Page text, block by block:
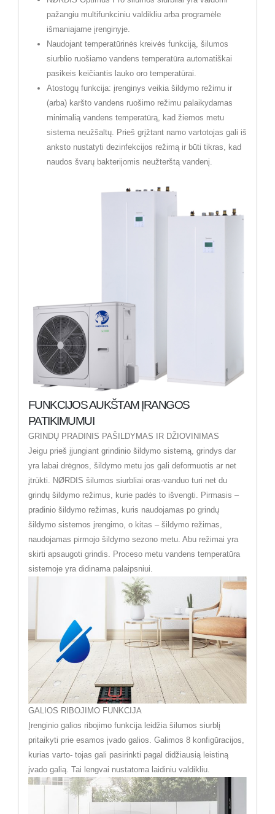
pažangiu multifunkciniu valdikliu arba programėle
išmaniajame įrenginyje.
Naudojant temperatūrinės kreivės funkciją, šilumos
siurblio ruošiamo vandens temperatūra automatiškai
pasikeis keičiantis lauko oro temperatūrai.
Atostogų funkcija: įrenginys veikia šildymo režimu ir
(arba) karšto vandens ruošimo režimu palaikydamas
minimalią vandens temperatūrą, kad žiemos metu
sistema neužšaltų. Prieš grįžtant namo vartotojas gali iš
anksto nustatyti dezinfekcijos režimą ir būti tikras, kad
naudos švarų bakterijomis neužterštą vandenį.
FUNKCIJOS AUKŠTAM ĮRANGOS
PATIKIMUMUI
GRINDŲ PRADINIS PAŠILDYMAS IR DŽIOVINIMAS
Jeigu prieš įjungiant grindinio šildymo sistemą, grindys dar
yra labai drėgnos, šildymo metu jos gali deformuotis ar net
įtrūkti. NØRDIS šilumos siurbliai oras-vanduo turi net du
grindų šildymo režimus, kurie padės to išvengti. Pirmasis –
pradinio šildymo režimas, kuris naudojamas po grindų
šildymo sistemos įrengimo, o kitas – šildymo režimas,
naudojamas pirmojo šildymo sezono metu. Abu režimai yra
skirti apsaugoti grindis. Proceso metu vandens temperatūra
sistemoje yra didinama palaipsniui.
GALIOS RIBOJIMO FUNKCIJA
Įrenginio galios ribojimo funkcija leidžia šilumos siurblį
pritaikyti prie esamos įvado galios. Galimos 8 konfigūracijos,
kurias varto- tojas gali pasirinkti pagal didžiausią leistiną
įvado galią. Tai lengvai nustatoma laidiniu valdikliu.